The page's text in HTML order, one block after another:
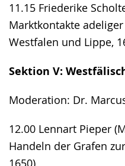
11.15 Friederike
Marktkontakte
Westfalen und Lippe,
Sektion V:
Moderation: Dr.
12.00 Lennart Pieper
Handeln der Grafen
1650)